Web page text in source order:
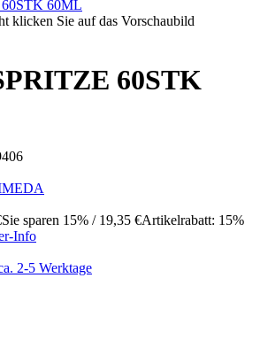
klicken Sie auf das Vorschaubild
60STK
Sie sparen 15% / 19,35 €Artikelrabatt: 15%
Info
2-5 Werktage